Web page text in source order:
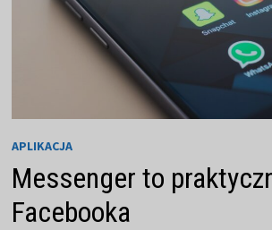
APLIKACJA
Messenger to
Facebooka